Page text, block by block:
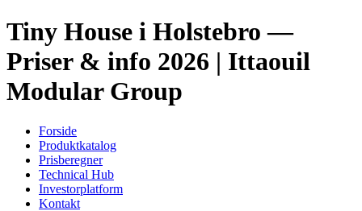
Tiny House i Holstebro —
Priser & info 2026 | Ittaouil
Modular Group
Forside
Produktkatalog
Prisberegner
Technical Hub
Investorplatform
Kontakt